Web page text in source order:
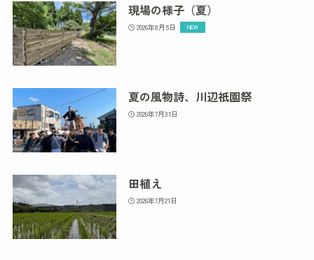
現場の様子（夏）
2026年8月5日
夏の風物詩、川辺祇園祭
2026年7月31日
田植え
2026年7月21日